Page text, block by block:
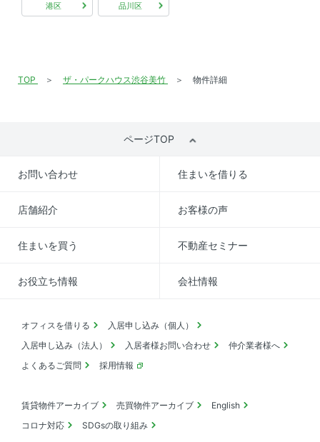
港区 品川区
TOP ザ・パークハウス渋谷美竹 物件詳細
ページTOP
お問い合わせ 住まいを借りる
店舗紹介 お客様の声
住まいを買う 不動産セミナー
お役立ち情報 会社情報
オフィスを借りる
入居申し込み（個人）
入居申し込み（法人）
入居者様お問い合わせ
仲介業者様へ
よくあるご質問
採用情報
賃貸物件アーカイブ 売買物件アーカイブ
English
コロナ対応
SDGsの取り組み